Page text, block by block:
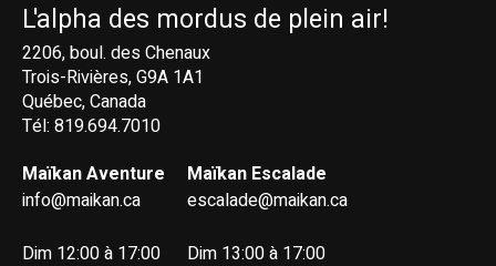
L'alpha des mordus de plein air!
2206, boul. des Chenaux
Trois-Rivières, G9A 1A1
Québec, Canada
Tél: 819.694.7010
Maïkan Aventure
info@maikan.ca
Dim 12:00 à 17:00
Maïkan Escalade
escalade@maikan.ca
Dim 13:00 à 17:00